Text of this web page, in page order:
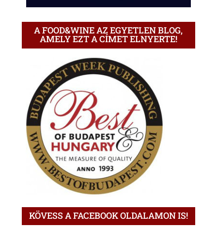
A FOOD&WINE AZ EGYETLEN BLOG,
AMELY EZT A CÍMET ELNYERTE!
KÖVESS A FACEBOOK OLDALAMON IS!